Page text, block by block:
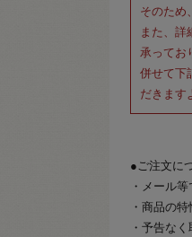
そのため
また、詳
承ってお
併せて下
だきます
●ご注文に
・メール
・商品の
・予告な